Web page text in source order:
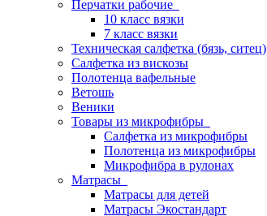
Перчатки рабочие
10 класс вязки
7 класс вязки
Техническая салфетка (бязь, ситец)
Салфетка из вискозы
Полотенца вафельные
Ветошь
Веники
Товары из микрофибры
Салфетка из микрофибры
Полотенца из микрофибры
Микрофибра в рулонах
Матрасы
Матрасы для детей
Матрасы Экостандарт